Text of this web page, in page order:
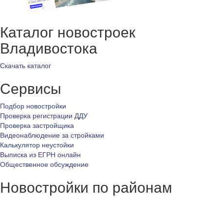
Каталог новостроек
Владивостока
Скачать каталог
Сервисы
Подбор новостройки
Проверка регистрации ДДУ
Проверка застройщика
Видеонаблюдение за стройками
Калькулятор неустойки
Выписка из ЕГРН онлайн
Общественное обсуждение
Новостройки по районам